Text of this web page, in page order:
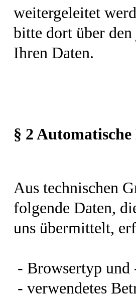
weitergeleitet
bitte dort über
Ihren Daten.
§ 2
Aus technischen
folgende Daten,
uns übermittelt,
- Browsertyp und
- verwendetes